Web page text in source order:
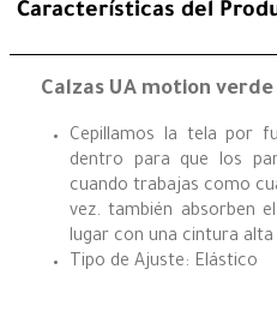
Características del
Calzas UA motion
Cepillamos la tela por
dentro para que los
cuando trabajas como
vez. también absorben
lugar con una cintura alta
Tipo de Ajuste: Elástico